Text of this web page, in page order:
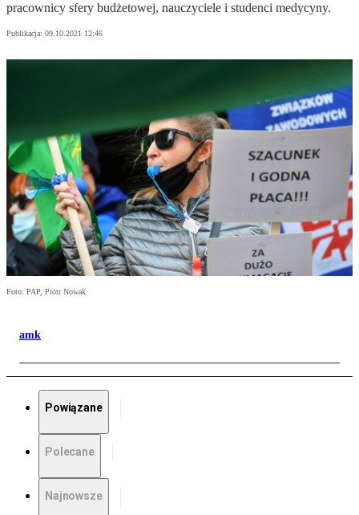
pracownicy sfery budżetowej, nauczyciele i studenci medycyny.
Publikacja: 09.10.2021 12:46
Foto: PAP, Piotr Nowak
amk
Powiązane
Polecane
Najnowsze